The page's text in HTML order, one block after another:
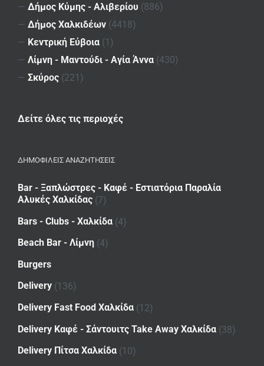
— Δήμος Κύμης - Αλιβερίου (886)
— Δήμος Χαλκιδέων (4418)
— Κεντρική Εύβοια (1)
— Λίμνη - Μαντούδι - Αγία Άννα (430)
— Σκύρος (221)
Δείτε όλες τις περιοχές
ΔΗΜΟΦΙΛΕΙΣ ΑΝΑΖΗΤΗΣΕΙΣ
Bar - Ξαπλώστρες - Καφέ - Εστιατόρια Παραλία
Αλυκές Χαλκίδας (7)
Bars - Clubs - Χαλκίδα (4)
Beach Bar - Λίμνη (4)
Burgers
Delivery (136)
Delivery Fast Food Χαλκίδα (12)
Delivery Καφέ - Σάντουιτς Take Away Χαλκίδα (38)
Delivery Πίτσα Χαλκίδα (10)